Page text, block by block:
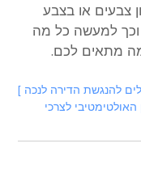
צבעים או בצבע
למעשה כל מה
מתאים לכם.
להנגשת הדירה לנכה ]
לצרכי